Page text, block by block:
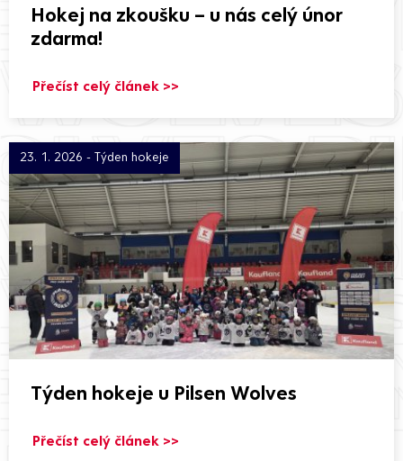
Hokej na zkoušku – u nás celý únor
zdarma!
Přečíst celý článek >>
23. 1. 2026 - Týden hokeje
Týden hokeje u Pilsen Wolves
Přečíst celý článek >>